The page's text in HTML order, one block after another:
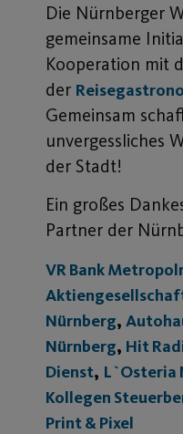
Die Nürnberger
gemeinsame
Kooperation mit
der
Gemeinsam
unvergessliches
der Stadt!
Ein großes
Partner der
VR Bank
Nürnberg,
Nürnberg, Hit
Dienst, L`Osteria
Kollegen
Print & Pixel